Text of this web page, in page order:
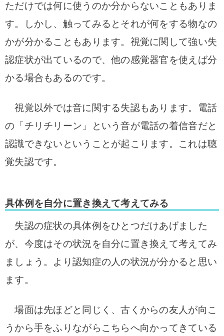
ただけでは何に使うのか分からないこともありま
す。しかし、触ってみるとそれが何をする物なの
かが分かることもあります。視覚に関して強い失
認症状が出ているので、他の感覚器官を使えば分
かる場合もあるのです。
視覚以外では音に関する失認もあります。電話
の「チリチリーン」という音が電話の着信音だと
認識できないということが起こります。これは聴
覚失認です。
具体例を自分に置き換えて考えてみる
失認の症状の具体例をひとつだけあげました
が、今度はその状況を自分に置き換えて考えてみ
ましょう。より認知症の人の状況が分かると思い
ます。
場面は先ほどと同じく、古くからの友人が向こ
うから手をふりながらこちらへ向かってきている